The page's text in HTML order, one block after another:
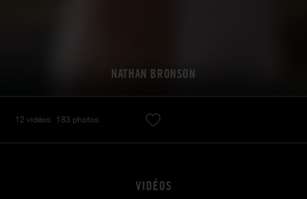
NATHAN BRONSON
12 vidéos 183 photos
VIDÉOS